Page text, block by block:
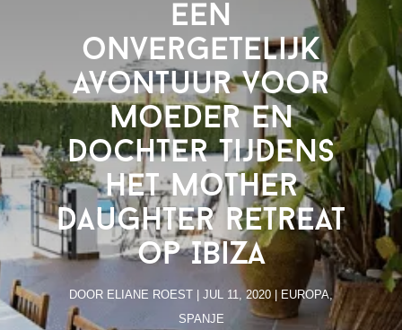
Een
onvergetelijk
avontuur voor
moeder en
dochter tijdens
het Mother
Daughter retreat
op Ibiza
DOOR ELIANE ROEST JUL 11, 2020 EUROPA,
SPANJE